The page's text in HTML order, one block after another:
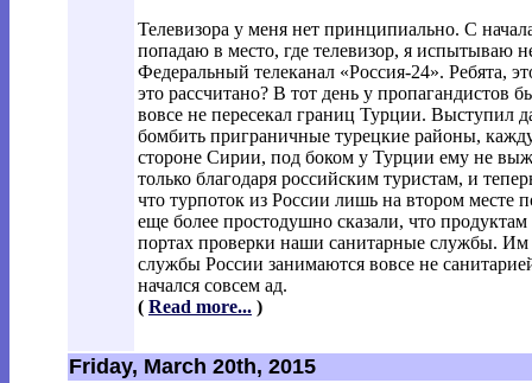
Телевизора у меня нет принципиально. С
попадаю в место, где телевизор, я испытываю
Федеральный телеканал «Россия-24». Ребята,
это рассчитано? В тот день у пропагандистов
вовсе не пересекал границ Турции. Выступил
бомбить приграничные турецкие районы,
стороне Сирии, под боком у Турции ему не
только благодаря российским туристам, и
что турпоток из России лишь на втором
еще более простодушно сказали, что
портах проверки наши санитарные службы. Им
службы России занимаются вовсе не
начался совсем ад.
( Read more... )
Friday, March 20th, 2015